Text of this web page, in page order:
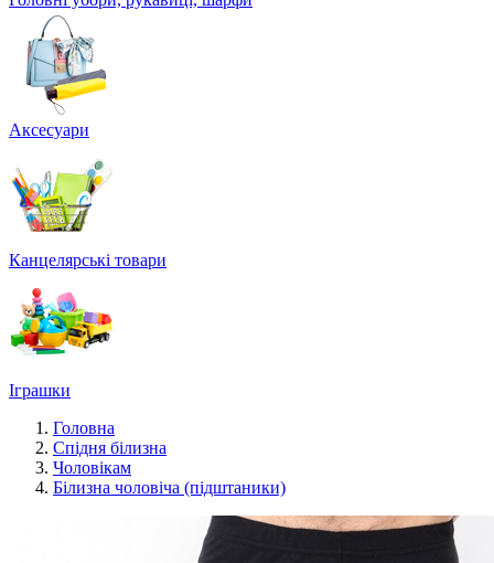
Аксесуари
Канцелярські товари
Іграшки
Головна
Спідня білизна
Чоловікам
Білизна чоловіча (підштаники)